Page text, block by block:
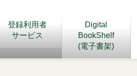
登録利用者
サービス
Digital
BookShelf
(電子書架)